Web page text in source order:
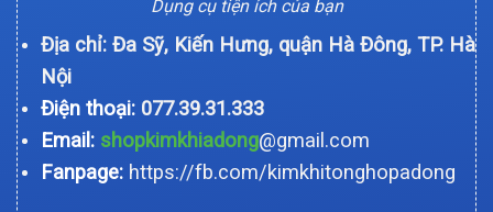
Dụng cụ tiện ích của bạn
Địa chỉ: Đa Sỹ, Kiến Hưng, quận Hà Đông, TP. Hà
Nội
Điện thoại: 077.39.31.333
Email:shopkimkhiadong@gmail.com
Fanpage: https://fb.com/kimkhitonghopadong